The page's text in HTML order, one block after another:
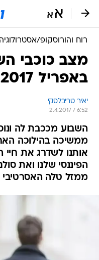
רוח והורוסקופ/
באפריל 2017
יאיר טריבלסקי
2.4.2017 / 6:52
השבוע מככבת לה
ממשיכה בהילוכה
אותנו לשדרג את
הפיננסי שלנו ואת
ממזל טלה האסרטיבי